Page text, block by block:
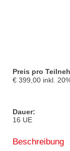
Preis pro
€ 399,00 inkl. 20
Dauer:
16 UE
Beschreibung